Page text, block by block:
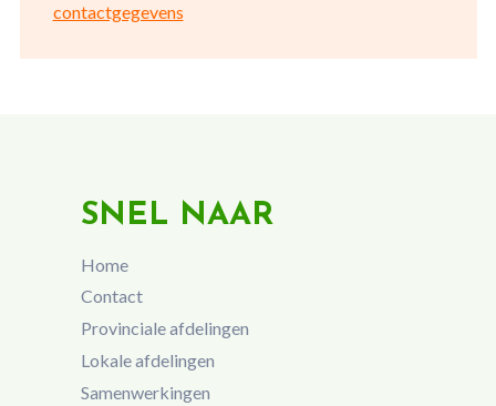
contactgegevens
SNEL NAAR
Home
Contact
Provinciale afdelingen
Lokale afdelingen
Samenwerkingen